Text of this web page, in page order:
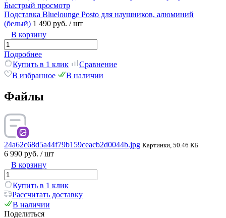
Быстрый просмотр
Подставка Bluelounge Posto для наушников, алюминий
(белый) 1 490 руб. / шт
В корзину
Подробнее
Купить в 1 клик
Сравнение
В избранное
В наличии
Файлы
24a62c68d5a44f79b159ceacb2d0044b.jpg Картинки, 50.46 КБ
6 990 руб. / шт
В корзину
Купить в 1 клик
Рассчитать доставку
В наличии
Поделиться